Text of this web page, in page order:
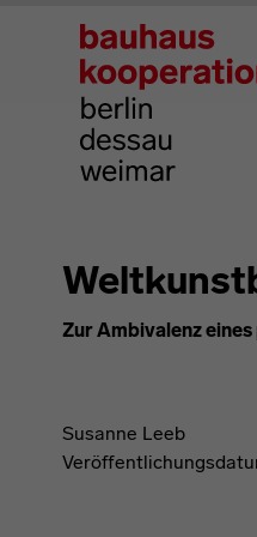
Zur Ambivalenz
Susanne Leeb